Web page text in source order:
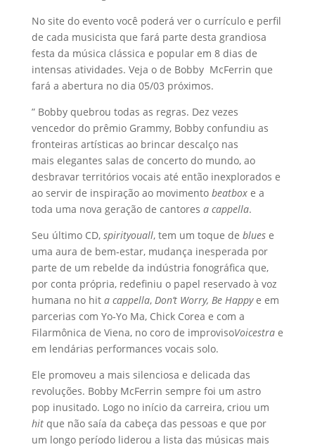
No site do evento você poderá ver o currículo e perfil
de cada musicista que fará parte desta grandiosa
festa da música clássica e popular em 8 dias de
intensas atividades. Veja o de Bobby McFerrin que
fará a abertura no dia 05/03 próximos.
” Bobby quebrou todas as regras. Dez vezes
vencedor do prêmio Grammy, Bobby confundiu as
fronteiras artísticas ao brincar descalço nas
mais elegantes salas de concerto do mundo, ao
desbravar territórios vocais até então inexplorados e
ao servir de inspiração ao movimento beatboxe a
toda uma nova geração de cantores a cappella.
Seu último CD, spirityouall, tem um toque de bluese
uma aura de bem‐estar, mudança inesperada por
parte de um rebelde da indústria fonográfica que,
por conta própria, redefiniu o papel reservado à voz
humana no hit a cappella, Don’t Worry, Be Happye em
parcerias com Yo‐Yo Ma, Chick Corea e com a
Filarmônica de Viena, no coro de improvisoVoicestrae
em lendárias performances vocais solo.
Ele promoveu a mais silenciosa e delicada das
revoluções. Bobby McFerrin sempre foi um astro
pop inusitado. Logo no início da carreira, criou um
hitque não saía da cabeça das pessoas e que por
um longo período liderou a lista das músicas mais